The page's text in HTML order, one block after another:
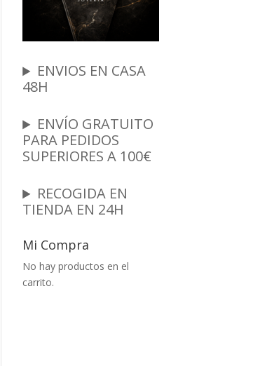
ENVIOS EN CASA
48H
ENVÍO GRATUITO
PARA PEDIDOS
SUPERIORES A 100€
RECOGIDA EN
TIENDA EN 24H
Mi Compra
No hay productos en el
carrito.